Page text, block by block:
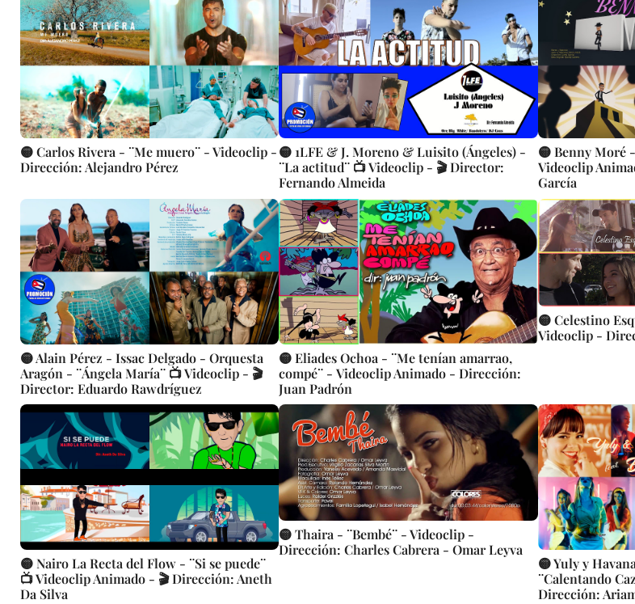
🟡 Carlos Rivera - ¨Me muero¨ - Videoclip -
Dirección: Alejandro Pérez
🟡 1LFE & J. Moreno & Luisito (Ángeles) -
¨La actitud¨ 📺 Videoclip - 🎬 Director:
Fernando Almeida
🟡 Benny Moré
Videoclip
García
🟡 Alain Pérez - Issac Delgado - Orquesta
Aragón - ¨Ángela María¨ 📺 Videoclip - 🎬
Director: Eduardo Rawdríguez
🟡 Eliades Ochoa - ¨Me tenían amarrao,
compé¨ - Videoclip Animado - Dirección:
Juan Padrón
🟡 Celestino
Videoclip -
🟡 Nairo La Recta del Flow - ¨Si se puede¨
📺 Videoclip Animado - 🎬 Dirección: Aneth
Da Silva
🟡 Thaira - ¨Bembé¨ - Videoclip -
Dirección: Charles Cabrera - Omar Leyva
🟡 Yuly y
¨Calentando
Dirección: